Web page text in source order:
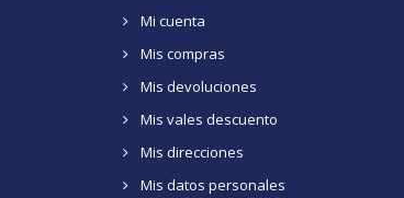
Mi cuenta
Mis compras
Mis devoluciones
Mis vales descuento
Mis direcciones
Mis datos personales